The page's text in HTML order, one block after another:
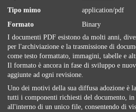
Tipo mimo
application/pdf
Formato
Binary
I documenti PDF esistono da molti anni,
per l'archiviazione e la trasmissione di
come testo formattato, immagini, tabelle e
Il formato è ancora in fase di sviluppo e
aggiunte ad ogni revisione.
Uno dei motivi della sua diffusa adozione è
tutti i componenti richiesti del documento,
all'interno di un unico file, consentendo di